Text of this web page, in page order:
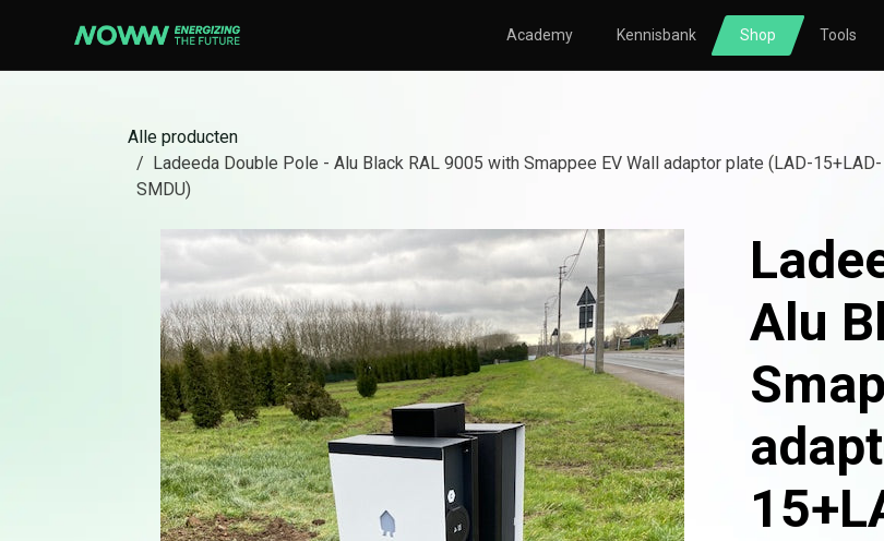
Academy Kennisbank Shop
Controle
MERKEN
Smappee Buderus Winaico Atlantic Avasco Huawei Nibe
239 producten beschikbaar
Tools
Alle producten
Ladeeda Double Pole - Alu Black RAL 9005 with Smappee EV Wall adaptor plate (LAD-15+LAD-
SMDU)
Alu